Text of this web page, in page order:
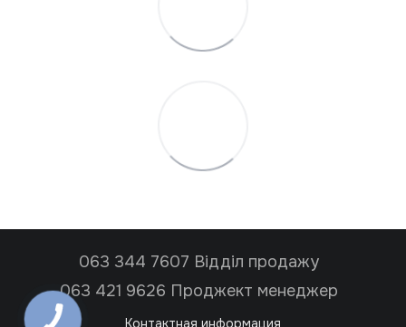
063 344 7607 Відділ продажу
063 421 9626 Проджект менеджер
Контактная информация